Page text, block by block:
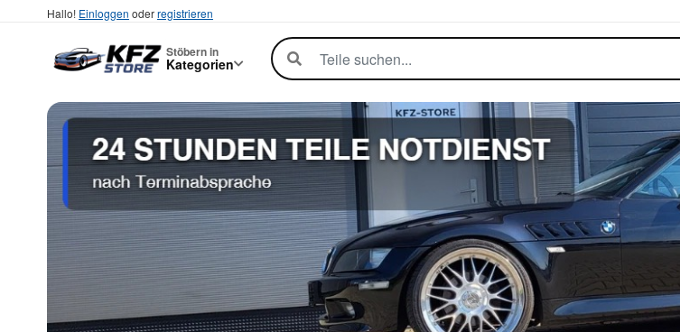
Hallo! Einloggen oderregistrieren
Stöbern in
Kategorien